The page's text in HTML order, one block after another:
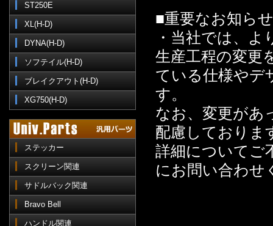
ST250E
XL(H-D)
DYNA(H-D)
ソフテイル(H-D)
ブレイクアウト(H-D)
XG750(H-D)
ステッカー
スクリーン関連
サドルバック関連
Bravo Bell
ハンドル関連
■重要なお知らせ
・当社では、
生産工程の変更
ている仕様やデ
す。
なお、変更があ
配慮しておりま
詳細についてご
にお問い合わせ